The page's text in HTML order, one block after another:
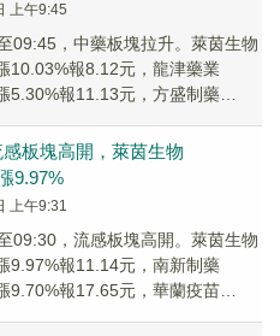
上午9:45
09:45，中藥板塊拉升。萊茵生物
10.03%報8.12元，龍津藥業
5.30%報11.13元，方盛制藥
感板塊高開，萊茵生物
9.97%
上午9:31
09:30，流感板塊高開。萊茵生物
9.97%報11.14元，南新制藥
9.70%報17.65元，華蘭疫苗